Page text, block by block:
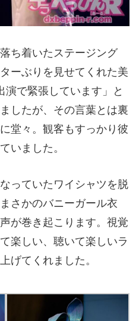
ち着いたステージング
ーぶりを見せてくれた美
演で緊張しています」と
したが、その言葉とは裏
堂々。観客もすっかり彼
いました。
っていたワイシャツを脱
さかのバニーガール衣
が巻き起こります。視覚
楽しい、聴いて楽しいラ
げてくれました。